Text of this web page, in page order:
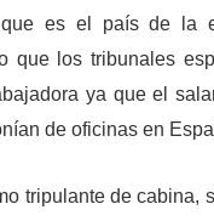
es el país de la
que los tribunales
ya que el
de oficinas en
tripulante de cabina,